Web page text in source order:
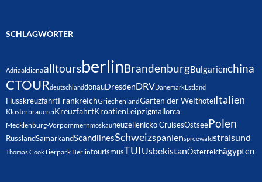
SCHLAGWÖRTER
AdriaaldianaalltoursberlinBrandenburgBulgarienchina
CTOURdeutschlanddonauDresdenDRVDänemarkEstland
FlusskreuzfahrtFrankreichGriechenlandGärten der Welthotel Italien
KlosterbrauereiKreuzfahrtKroatienLeipzigmallorca
Mecklenburg-Vorpommernmoskauneuzellenicko CruisesOstseePolen
RusslandSamarkandScandlinesSchweizspanienspreewaldstralsund
Thomas CookTierpark BerlintourismusTUIUsbekistanÖsterreichägypten